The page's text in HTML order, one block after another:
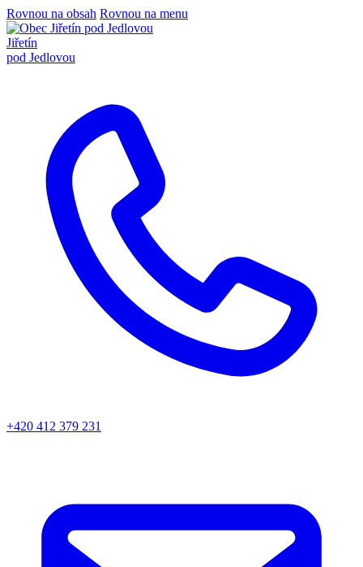
Rovnou na obsah Rovnou na menu
Jiřetín
pod Jedlovou
+420 412 379 231